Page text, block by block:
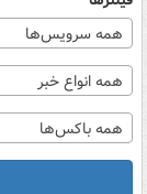
همه سرویس‌ها
همه انواع خبر
همه باکس‌ها